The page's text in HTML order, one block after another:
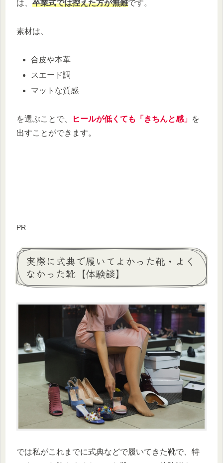
は、 卒業式では控えた方が無難です。
素材は、
合皮や本革
スエード調
マットな質感
を選ぶことで、 ヒールが低くても「きちんと感」 を
出すことができます。
PR
実際に式典で履いてよかった靴・よく
なかった靴【体験談】
では私がこれまでに式典などで履いてきた靴で、特